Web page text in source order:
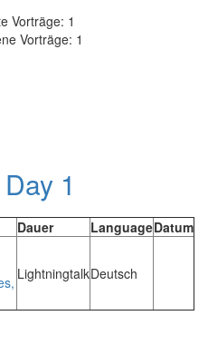
Vorträge: 1
Vorträge: 1
1
Dauer LanguageDatum
LightningtalkDeutsch